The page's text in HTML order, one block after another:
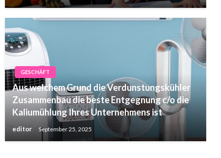
GESCHÄFT
Aus welchem Grund die Verdunstungskühler
Zusammenbau die beste Entgegnung c/o die
Kaliumühlung Ihres Unternehmens ist
editor September 25, 2025